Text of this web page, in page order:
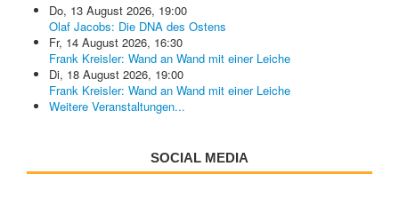
Do, 13 August 2026, 19:00
Olaf Jacobs: Die DNA des Ostens
Fr, 14 August 2026, 16:30
Frank Kreisler: Wand an Wand mit einer Leiche
Di, 18 August 2026, 19:00
Frank Kreisler: Wand an Wand mit einer Leiche
Weitere Veranstaltungen...
SOCIAL MEDIA